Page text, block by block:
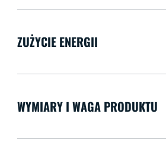
ZUŻYCIE ENERGII
WYMIARY I WAGA PRODUKTU